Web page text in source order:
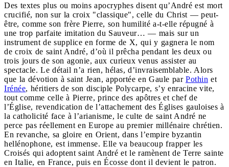
Des textes plus ou moins apocryphes disent qu’André est mort
crucifié, non sur la croix "classique", celle du Christ — peut-
être, comme son frère Pierre, son humilité a-t-elle répugné à
une trop parfaite imitation du Sauveur… — mais sur un
instrument de supplice en forme de X, qui y gagnera le nom
de croix de saint André, d’où il prêcha pendant les deux ou
trois jours de son agonie, aux curieux venus assister au
spectacle. Le détail n’a rien, hélas, d’invraisemblable. Alors
que la dévotion à saint Jean, apportée en Gaule par Pothin et
Irénée, héritiers de son disciple Polycarpe, s’y enracine vite,
tout comme celle à Pierre, prince des apôtres et chef de
l’Église, revendication de l’attachement des Églises gauloises à
la catholicité face à l’arianisme, le culte de saint André ne
perce pas réellement en Europe au premier millénaire chrétien.
En revanche, sa gloire en Orient, dans l’empire byzantin
hellénophone, est immense. Elle va beaucoup frapper les
Croisés qui adoptent saint André et le ramènent de Terre sainte
en Italie, en France, puis en Écosse dont il devient le patron.